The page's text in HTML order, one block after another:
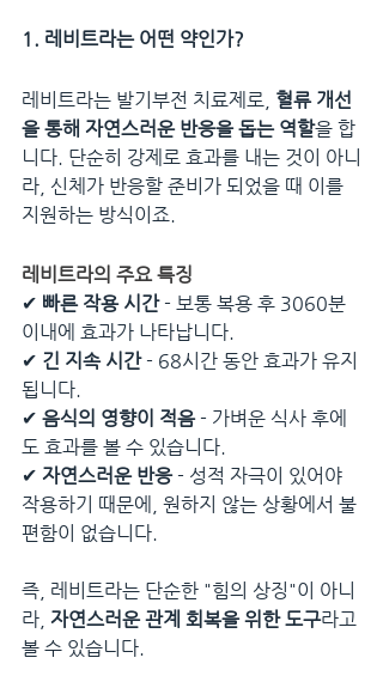
1. 레비트라는 어떤 약인가?
레비트라는 발기부전 치료제로, 혈류 개선
을 통해 자연스러운 반응을 돕는 역할을 합
니다. 단순히 강제로 효과를 내는 것이 아니
라, 신체가 반응할 준비가 되었을 때 이를
지원하는 방식이죠.
레비트라의 주요 특징
✔ 빠른 작용 시간 - 보통 복용 후 3060분
이내에 효과가 나타납니다.
✔ 긴 지속 시간 - 68시간 동안 효과가 유지
됩니다.
✔ 음식의 영향이 적음 - 가벼운 식사 후에
도 효과를 볼 수 있습니다.
✔ 자연스러운 반응 - 성적 자극이 있어야
작용하기 때문에, 원하지 않는 상황에서 불
편함이 없습니다.
즉, 레비트라는 단순한 "힘의 상징"이 아니
라, 자연스러운 관계 회복을 위한 도구라고
볼 수 있습니다.